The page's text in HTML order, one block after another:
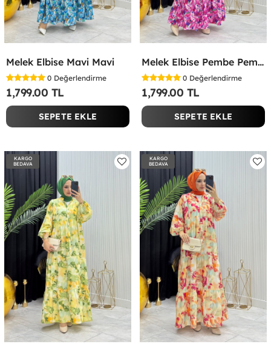
Melek Elbise Mavi Mavi
0 Değerlendirme
1,799.00 TL
SEPETE EKLE
Melek Elbise Pembe Pembe
0 Değerlendirme
1,799.00 TL
SEPETE EKLE
KARGO
BEDAVA
KARGO
BEDAVA